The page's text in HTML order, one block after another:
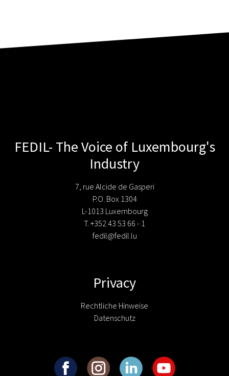
FEDIL- The Voice of Luxembourg's
Industry
7, rue Alcide de Gasperi
P.O. Box 1304
L-1013 Luxembourg
T. +352 43 53 66 - 1
fedil@fedil.lu
Privacy
Rechtliche Hinweise
Datenschutz